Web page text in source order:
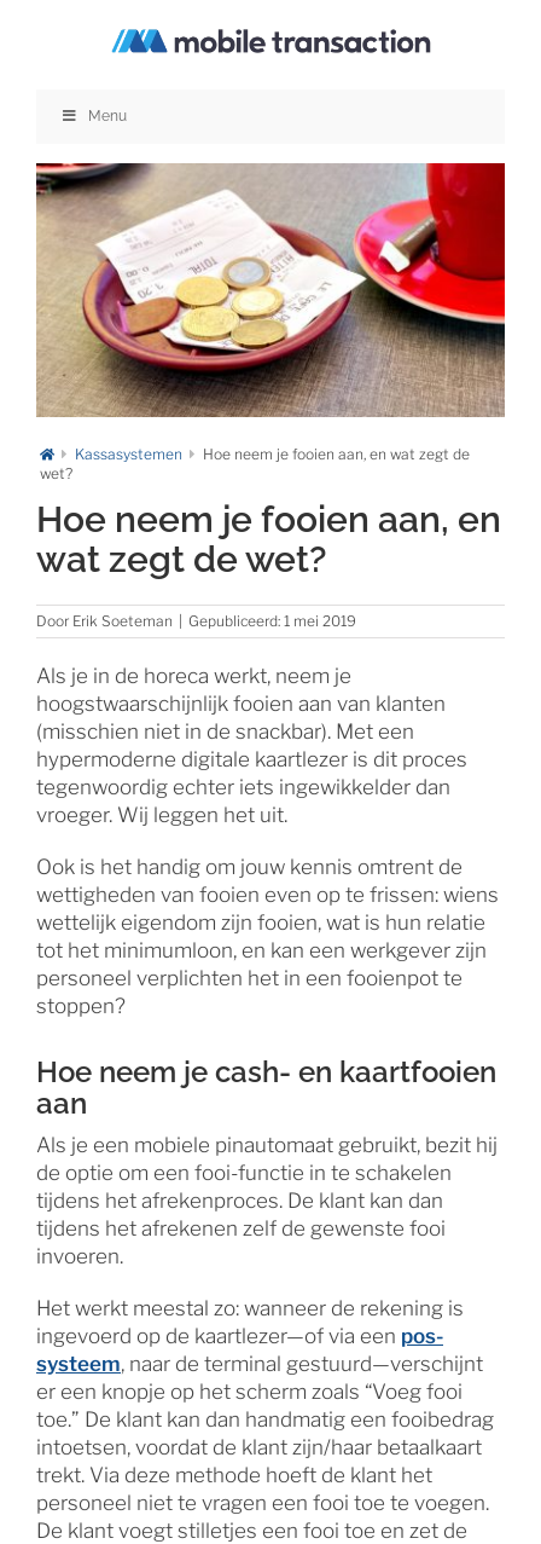
Menu
Kassasystemen
Hoe neem je fooien aan, en wat zegt de
wet?
Hoe neem je fooien aan, en
wat zegt de wet?
Door Erik Soeteman Gepubliceerd: 1 mei 2019
Als je in de horeca werkt, neem je
hoogstwaarschijnlijk fooien aan van klanten
(misschien niet in de snackbar). Met een
hypermoderne digitale kaartlezer is dit proces
tegenwoordig echter iets ingewikkelder dan
vroeger. Wij leggen het uit.
Ook is het handig om jouw kennis omtrent de
wettigheden van fooien even op te frissen: wiens
wettelijk eigendom zijn fooien, wat is hun relatie
tot het minimumloon, en kan een werkgever zijn
personeel verplichten het in een fooienpot te
stoppen?
Hoe neem je cash- en kaartfooien
aan
Als je een mobiele pinautomaat gebruikt, bezit hij
de optie om een fooi-functie in te schakelen
tijdens het afrekenproces. De klant kan dan
tijdens het afrekenen zelf de gewenste fooi
invoeren.
Het werkt meestal zo: wanneer de rekening is
ingevoerd op de kaartlezer—of via een pos-
systeem, naar de terminal gestuurd—verschijnt
er een knopje op het scherm zoals “Voeg fooi
toe.” De klant kan dan handmatig een fooibedrag
intoetsen, voordat de klant zijn/haar betaalkaart
trekt. Via deze methode hoeft de klant het
personeel niet te vragen een fooi toe te voegen.
De klant voegt stilletjes een fooi toe en zet de